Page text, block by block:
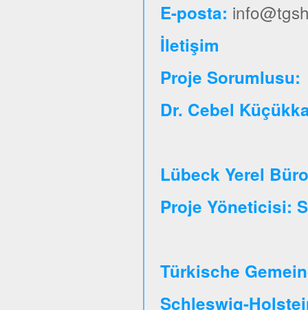
E-posta:
İletişim
Proje
Dr. Cebel
Lübeck Yerel
Proje Yöneticisi:
Türkische
Schleswig-